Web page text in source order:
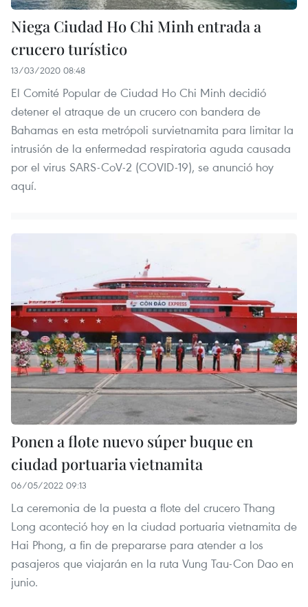
Niega Ciudad Ho Chi Minh entrada a
crucero turístico
13/03/2020 08:48
El Comité Popular de Ciudad Ho Chi Minh decidió
detener el atraque de un crucero con bandera de
Bahamas en esta metrópoli survietnamita para limitar la
intrusión de la enfermedad respiratoria aguda causada
por el virus SARS-CoV-2 (COVID-19), se anunció hoy
aquí.
Ponen a flote nuevo súper buque en
ciudad portuaria vietnamita
06/05/2022 09:13
La ceremonia de la puesta a flote del crucero Thang
Long aconteció hoy en la ciudad portuaria vietnamita de
Hai Phong, a fin de prepararse para atender a los
pasajeros que viajarán en la ruta Vung Tau-Con Dao en
junio.